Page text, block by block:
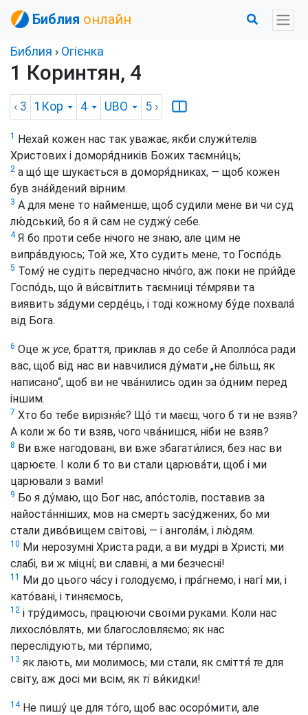
Библия онлайн
Библия › Огієнка
1 Коринтян, 4
‹ 3 1Кор 4 UBO 5 ›
1
Нехай кожен нас так уважає, якби служи́телів
Христових і доморя́дників Божих таємни́ць;
2 а що́ ще шукається в доморя́дниках, — щоб кожен
був зна́йдений вірним.
3 А для мене то найменше, щоб судили мене ви чи суд
лю́дський, бо я й сам не суджу́ себе.
4Я бо проти себе нічого не знаю, але цим не
випра́вдуюсь; Той же, Хто судить мене, то Госпо́дь.
5 Тому́ не судіть передчасно нічо́го, аж поки не при́йде
Госпо́дь, що й ви́світлить таємниці те́мряви та
виявить за́думи серде́ць, і тоді кожному бу́де похвала́
від Бога.
6 Оце ж усе, браття, приклав я до себе й Аполло́са ради
вас, щоб від нас ви навчилися ду́мати „не більш, як
написано“, щоб ви не чва́нились один за о́дним перед
іншим.
7 Хто бо тебе вирізня́є? Що́ ти маєш, чого б ти не взяв?
А коли ж бо ти взяв, чого чва́нишся, ніби не взяв?
8 Ви вже нагодовані, ви вже збагати́лися, без нас ви
царюєте. І коли б то ви стали царюва́ти, щоб і ми
царювали з вами!
9 Бо я ду́маю, що Бог нас, апо́столів, поставив за
найоста́нніших, мов на смерть засу́джених, бо ми
стали диво́вищем світові, — і ангола́м, і лю́дям.
10 Ми нерозумні Христа ради, а ви мудрі в Христі; ми
слабі, ви ж міцні́; ви славні, а ми безчесні!
11 Ми до цього ча́су і голодуємо, і пра́гнемо, і нагі́ ми, і
като́вані, і тиняємось,
12 і тру́димось, працюючи своїми руками. Коли нас
лихосло́влять, ми благословляємо; як нас
переслідують, ми те́рпимо;
13 як лають, ми молимось; ми стали, як сміття́ те для
світу, аж досі ми всім, як ті ви́кидки!
14Не пишу́ це для то́го, щоб вас осоро́мити, але